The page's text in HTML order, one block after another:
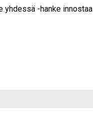
yhdessä -hanke innostaa